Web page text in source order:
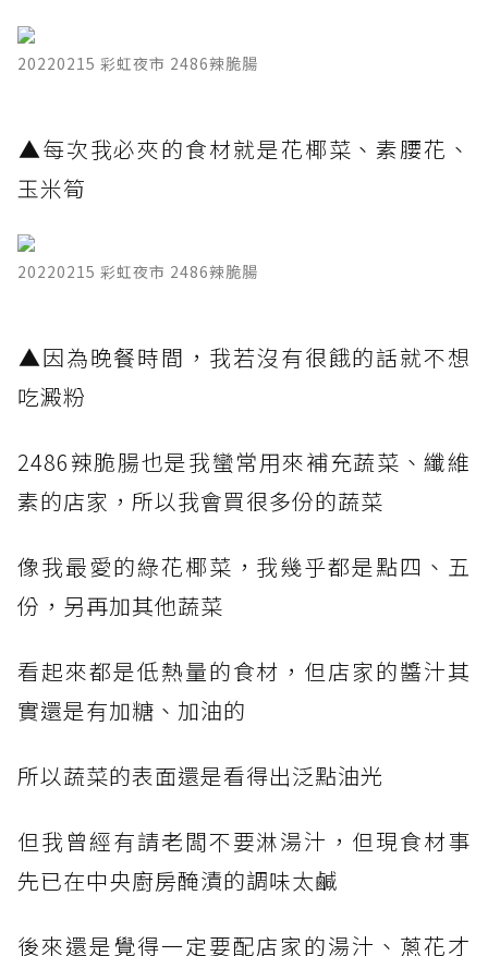
20220215 彩虹夜市 2486辣脆腸
​▲每次我必夾的食材就是花椰菜、素腰花、
玉米筍
20220215 彩虹夜市 2486辣脆腸
​▲因為晚餐時間，我若沒有很餓的話就不想
吃澱粉
2486辣脆腸也是我蠻常用來補充蔬菜、纖維
素的店家，所以我會買很多份的蔬菜
像我最愛的綠花椰菜，我幾乎都是點四、五
份，另再加其他蔬菜
看起來都是低熱量的食材，但店家的醬汁其
實還是有加糖、加油的
所以蔬菜的表面還是看得出泛點油光
但我曾經有請老闆不要淋湯汁，但現食材事
先已在中央廚房醃漬的調味太鹹
後來還是覺得一定要配店家的湯汁、蔥花才